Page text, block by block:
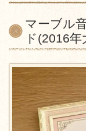
マーブル
ド(2016